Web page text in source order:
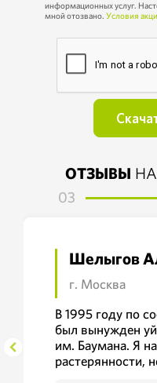
информационных услуг.
мной отозвано. Условия
ОТЗЫВЫ
03
Шелыгов
г. Москва
В 1995 году по
был вынужден
им. Баумана. Я
растерянности,